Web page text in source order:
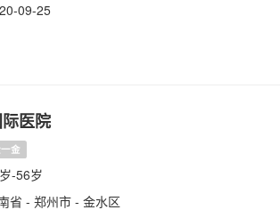
09-25
医院
金
-56岁
省 - 郑州市 - 金水区